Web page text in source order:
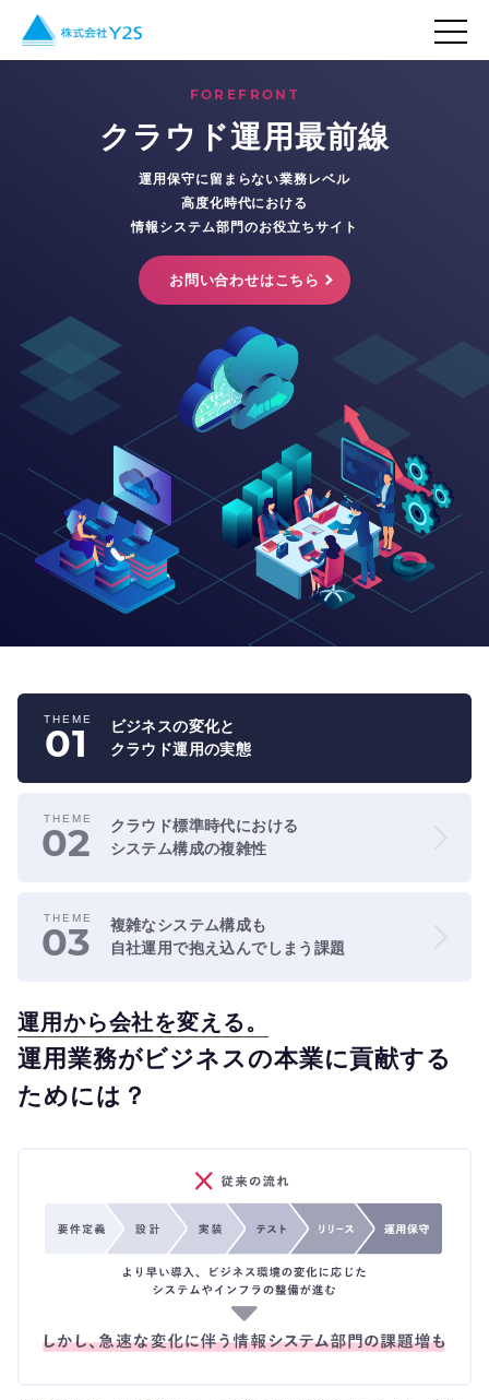
FOREFRONT
クラウド運用最前線
運用保守に留まらない業務レベル
高度化時代における
情報システム部門のお役立ちサイト
お問い合わせはこちら
THEME
01
ビジネスの変化と
クラウド運用の実態
THEME
02
クラウド標準時代における
システム構成の複雑性
THEME
03
複雑なシステム構成も
自社運用で抱え込んでしまう課題
運用から会社を変える。
運用業務がビジネスの本業に貢献する
ためには？